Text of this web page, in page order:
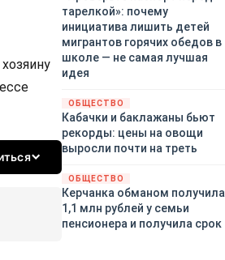
тарелкой»: почему
инициатива лишить детей
мигрантов горячих обедов в
школе — не самая лучшая
идея
ОБЩЕСТВО
Кабачки и баклажаны бьют
рекорды: цены на овощи
выросли почти на треть
ОБЩЕСТВО
Керчанка обманом получила
1,1 млн рублей у семьи
пенсионера и получила срок